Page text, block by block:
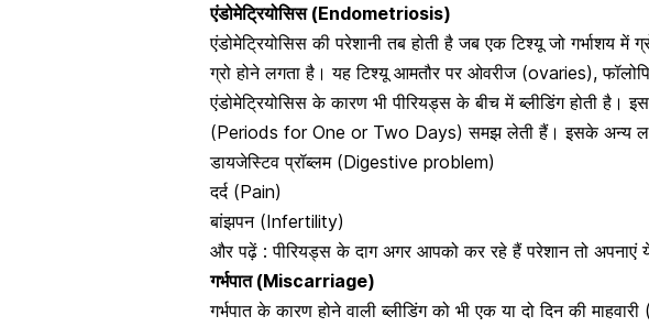
एंडोमेट्रियोसिस (Endometriosis)
एंडोमेट्रियोसिस की परेशानी तब होती है जब एक टिश्यू जो गर्भाशय में
ग्रो होने लगता है । यह टिश्यू आमतौर पर ओवरीज (ovaries),
एंडोमेट्रियोसिस के कारण भी पीरियड्स के बीच में ब्लीडिंग होती है।
(Periods for One or Two Days) समझ लेती हैं। इसके अन्य
डायजेस्टिव प्रॉब्लम (Digestive problem)
दर्द (Pain)
बांझपन (Infertility)
और पढ़ें :पीरियड्स के दाग अगर आपको कर रहे हैं परेशान तो अपनाएं
गर्भपात (Miscarriage)
गर्भपात के कारण होने वाली ब्लीडिंगको भी एक या दो दिन की